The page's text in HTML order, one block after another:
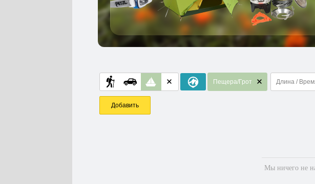
Пещера/Грот Длина /
Добавить
Мы ничего не